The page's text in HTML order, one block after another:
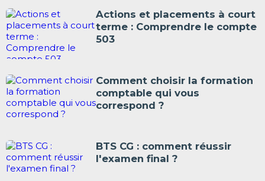
Actions et placements à court
terme : Comprendre le compte
503
Comment choisir la formation
comptable qui vous
correspond ?
BTS CG : comment réussir
l'examen final ?